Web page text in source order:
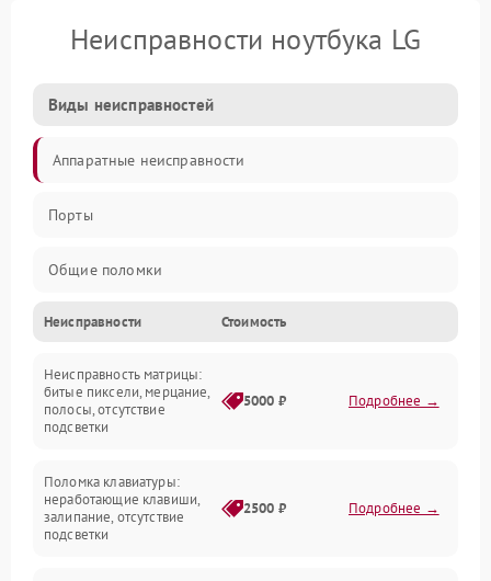
Неисправности ноутбука LG
Виды неисправностей
Аппаратные неисправности
Порты
Общие поломки
Устройства
Программные ошибки
Электрические и системные сбои
Интерфейсные проблемы
Батарея
Неисправности Стоимость
Неисправность матрицы:
битые пиксели, мерцание,
полосы, отсутствие
подсветки
5000 ₽ Подробнее →
Поломка клавиатуры:
неработающие клавиши,
залипание, отсутствие
подсветки
2500 ₽ Подробнее →